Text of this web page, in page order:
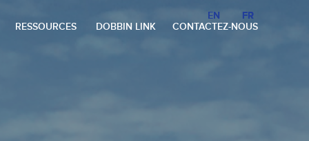
EN
FR
RESSOURCES
DOBBIN LINK CONTACTEZ-NOUS
EN FR